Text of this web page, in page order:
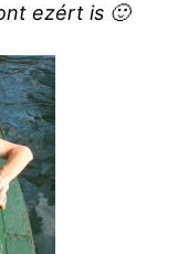
ezért is 🙂